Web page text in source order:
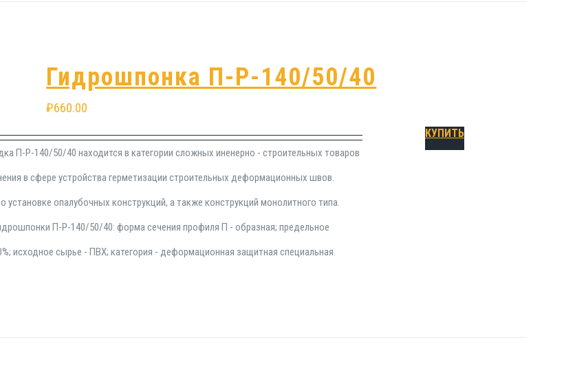
Гидрошпонка П-Р-140/50/40
₽660.00
П-Р-140/50/40 находится в категории сложных иненерно - строительных товаров
в сфере устройства герметизации строительных деформационных швов.
установке опалубочных конструкций, а также конструкций монолитного типа.
П-Р-140/50/40: форма сечения профиля П - образная; предельное
исходное сырье - ПВХ; категория - деформационная защитная специальная.
КУПИТЬ